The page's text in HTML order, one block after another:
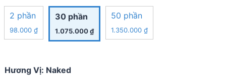
2 phần
98.000 ₫
30 phần
1.075.000₫
50 phần
1.350.000 ₫
Hương Vị: Naked